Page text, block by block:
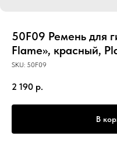
50F09 Ремень для
Flame», красный,
SKU: 50F09
2 190 р.
В